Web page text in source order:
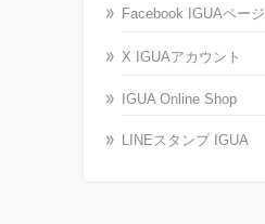
Facebook IGUAページ
X IGUAアカウント
IGUA Online Shop
LINEスタンプ IGUA